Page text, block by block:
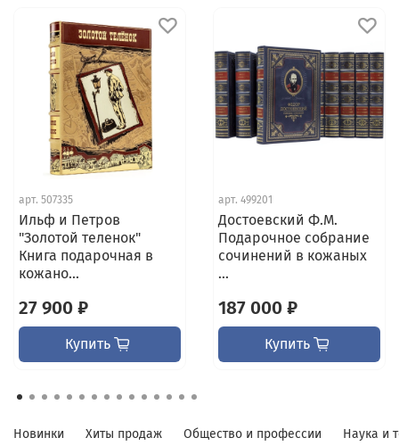
арт. 507335
Ильф и Петров
"Золотой теленок"
Книга подарочная в
кожано...
27 900 ₽
Купить
арт. 499201
Достоевский Ф.М.
Подарочное собрание
сочинений в кожаных
...
187 000 ₽
Купить
Новинки Хиты продаж Общество и профессии Наука и